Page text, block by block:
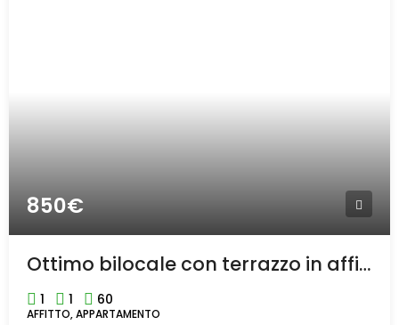
850€
Ottimo bilocale con terrazzo in affitto in centro a Bollate
1 1 60
AFFITTO, APPARTAMENTO